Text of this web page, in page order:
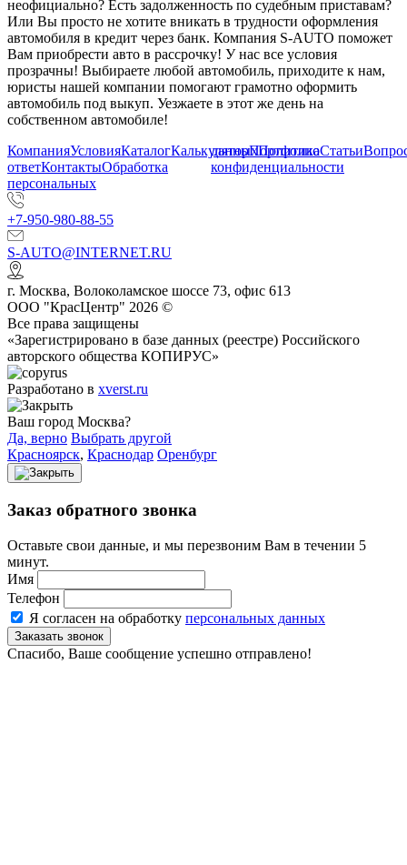
неофициально? Есть задолженность по судебным приставам?
Или Вы просто не хотите вникать в трудности оформления
автомобиля в кредит через банк. Компания S-AUTO поможет
Вам приобрести авто в рассрочку! У нас все условия
прозрачны! Выбираете любой автомобиль, приходите к нам,
юристы нашей компании помогают грамотно оформить
автомобиль под выкуп. Уезжаете в этот же день на
собственном автомобиле!
КомпанияУсловияКаталогКалькуляторПортфолиоСтатьи
ответКонтактыОбработка
персональных
данныхПолитика
конфиденциальности
+7-950-980-88-55
S-AUTO@INTERNET.RU
г. Москва, Волоколамское шоссе 73, офис 613
ООО "КрасЦентр" 2026 ©
Все права защищены
«Зарегистрировано в базе данных (реестре) Российского
авторского общества КОПИРУС»
Разработано в xverst.ru
Ваш город Москва?
Да, верно Выбрать другой
Красноярск, Краснодар Оренбург
Заказ обратного звонка
Оставьте свои данные, и мы перезвоним Вам в течении 5
минут.
Имя
Телефон
Я согласен на обработку персональных данных
Спасибо, Ваше сообщение успешно отправлено!